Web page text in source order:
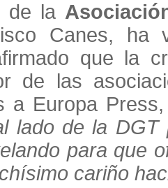
de la
Canes, ha
que la
de las
a Europa
lado de la DGT
para que
cariño